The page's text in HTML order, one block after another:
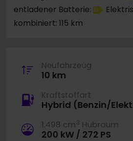
entladener Batterie: D
kombiniert: 115 km
Neufahrzeug
10 km
Kraftstoffart
Hybrid (Benzin/
1.498 cm 3 Hubraum
200 kW / 272 PS